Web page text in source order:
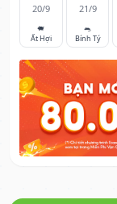
20/9
🐖
Ất Hợi
21/9
🐀
Bính Tý